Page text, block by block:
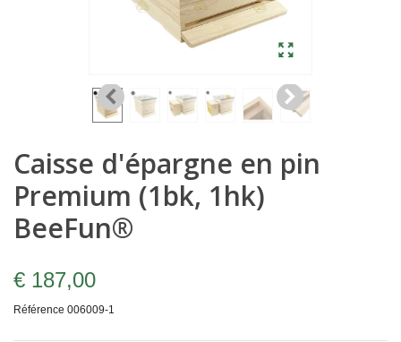
Caisse d'épargne en pin
Premium (1bk, 1hk)
BeeFun®
€ 187,00
Référence 006009-1